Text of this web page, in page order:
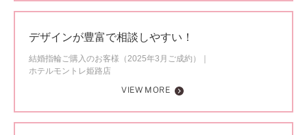
デザインが豊富で相談しやすい！
結婚指輪ご購入のお客様（2025年3月ご成約）
ホテルモントレ姫路店
VIEW MORE